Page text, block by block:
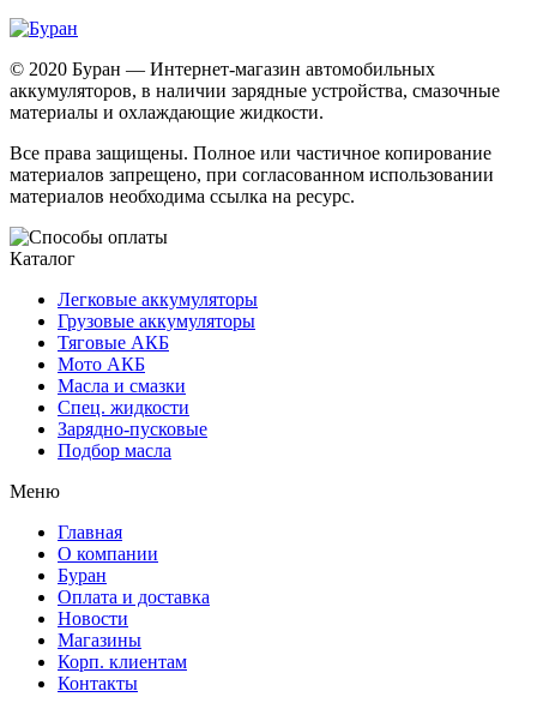
© 2020 Буран — Интернет-магазин автомобильных
аккумуляторов, в наличии зарядные устройства, смазочные
материалы и охлаждающие жидкости.
Все права защищены. Полное или частичное копирование
материалов запрещено, при согласованном использовании
материалов необходима ссылка на ресурс.
Каталог
Легковые аккумуляторы
Грузовые аккумуляторы
Тяговые АКБ
Мото АКБ
Масла и смазки
Спец. жидкости
Зарядно-пусковые
Подбор масла
Меню
Главная
О компании
Буран
Оплата и доставка
Новости
Магазины
Корп. клиентам
Контакты